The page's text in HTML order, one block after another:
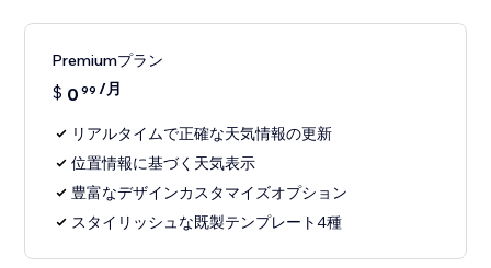
Premiumプラン
$ 0 99 /月
リアルタイムで正確な天気情報の更新
位置情報に基づく天気表示
豊富なデザインカスタマイズオプション
スタイリッシュな既製テンプレート4種